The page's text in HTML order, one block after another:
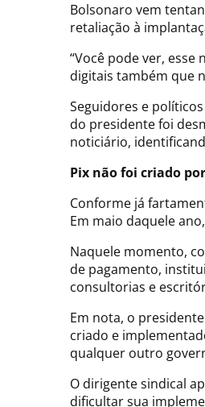
Bolsonaro vem
retaliação à
“Você pode ver,
digitais também que
Seguidores e
do presidente foi
noticiário,
Pix não foi criado
Conforme já
Em maio daquele
Naquele momento,
de pagamento,
consultorias e
Em nota, o
criado e
qualquer outro
O dirigente sindical
dificultar sua